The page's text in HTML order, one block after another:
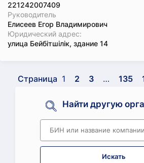
221242007409
Руководитель
Елисеев Егор Владимирович
Юридический адрес:
улица Бейбітшілік, здание 14
Страница 1 2 3 … 135
Найти другую
Искать